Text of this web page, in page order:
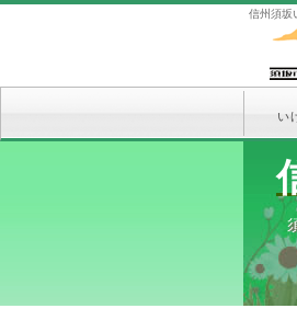
信州須坂
い